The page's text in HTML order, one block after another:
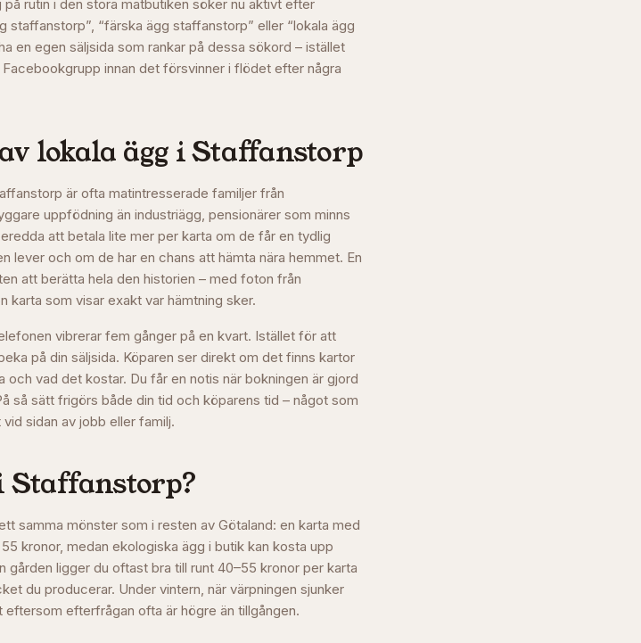
rutin i den stora matbutiken söker nu aktivt efter
staffanstorp”, “färska ägg staffanstorp” eller “lokala ägg
en egen säljsida som rankar på dessa sökord – istället
innan det försvinner i flödet efter några
lokala ägg iStaffanstorp
är ofta matintresserade familjer från
uppfödning än industriägg, pensionärer som minns
att betala lite mer per karta om de får en tydlig
lever och om de har en chans att hämta nära hemmet. En
att berätta hela den historien – med foton från
karta som visar exakt var hämtning sker.
vibrerar fem gånger på en kvart. Istället för att
på din säljsida. Köparen ser direkt om det finns kartor
vad det kostar. Du får en notis när bokningen är gjord
så sätt frigörs både din tid och köparens tid – något som
sidan av jobb eller familj.
Staffanstorp?
samma mönster som i resten av Götaland: en karta med
kronor, medan ekologiska ägg i butik kan kosta upp
ligger du oftast bra till runt 40–55 kronor per karta
du producerar. Under vintern, när värpningen sjunker
efterfrågan ofta är högre än tillgången.